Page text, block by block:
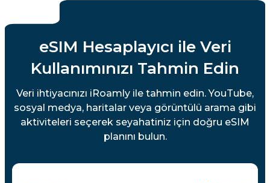
eSIM Hesaplayıcı ile Veri
Kullanımınızı Tahmin Edin
Veri ihtiyacınızı iRoamly ile tahmin edin. YouTube,
sosyal medya, haritalar veya görüntülü arama gibi
aktiviteleri seçerek seyahatiniz için doğru eSIM
planını bulun.